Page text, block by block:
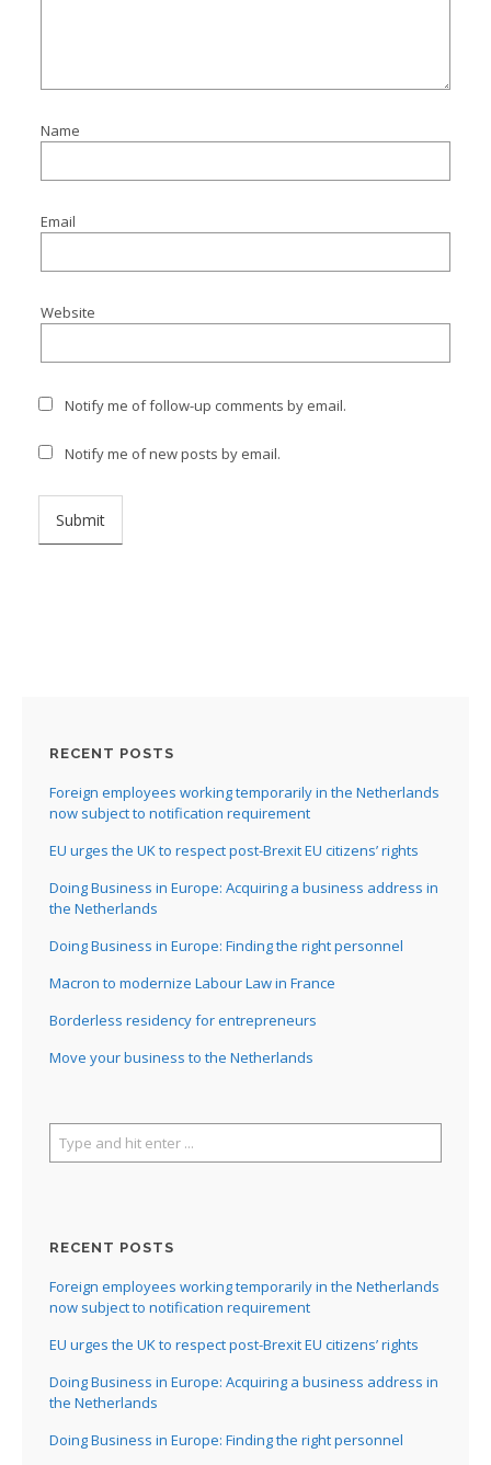
Name
Email
Website
Notify me of follow-up comments by email.
Notify me of new posts by email.
RECENT POSTS
Foreign employees working temporarily in the Netherlands
now subject to notification requirement
EU urges the UK to respect post-Brexit EU citizens’ rights
Doing Business in Europe: Acquiring a business address in
the Netherlands
Doing Business in Europe: Finding the right personnel
Macron to modernize Labour Law in France
Borderless residency for entrepreneurs
Move your business to the Netherlands
RECENT POSTS
Foreign employees working temporarily in the Netherlands
now subject to notification requirement
EU urges the UK to respect post-Brexit EU citizens’ rights
Doing Business in Europe: Acquiring a business address in
the Netherlands
Doing Business in Europe: Finding the right personnel